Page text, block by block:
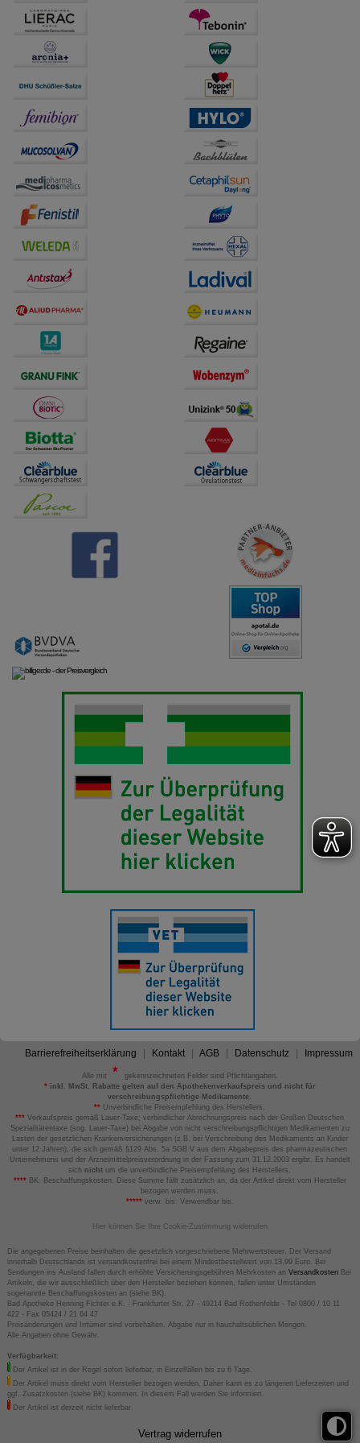
Barrierefreiheitserklärung Kontakt AGB Datenschutz Impressum
Alle mit
gekennzeichneten Felder sind Pflichtangaben.
*inkl. MwSt. Rabatte gelten auf den Apothekenverkaufspreis und nicht für
verschreibungspflichtige Medikamente.
** Unverbindliche Preisempfehlung des Herstellers.
*** Verkaufspreis gemäß Lauer-Taxe; verbindlicher Abrechnungspreis nach der Großen Deutschen
Spezialitätentaxe (sog. Lauer-Taxe) bei Abgabe von nicht verschreibungspflichtigen Medikamenten zu
Lasten der gesetzlichen Krankenversicherungen (z.B. bei Verschreibung des Medikaments an Kinder
unter 12 Jahren), die sich gemäß §129 Abs. 5a SGB V aus dem Abgabepreis des pharmazeutischen
Unternehmens und der Arzneimittelpreisverordnung in der Fassung zum 31.12.2003 ergibt. Es handelt
sich nicht um die unverbindliche Preisempfehlung des Herstellers.
****BK: Beschaffungskosten. Diese Summe fällt zusätzlich an, da der Artikel direkt vom Hersteller
bezogen werden muss.
*****verw. bis: Verwendbar bis.
Hier können Sie Ihre Cookie-Zustimmung widerrufen
Die angegebenen Preise beinhalten die gesetzlich vorgeschriebene Mehrwertsteuer. Der Versand
innerhalb Deutschlands ist versandkostenfrei bei einem Mindestbestellwert von 13,99 Euro. Bei
Sendungen ins Ausland fallen durch erhöhte Versicherungsgebühren Mehrkosten an VersandkostenBei
Artikeln, die wir ausschließlich über den Hersteller beziehen können, fallen unter Umständen
sogenannte Beschaffungskosten an (siehe BK).
Bad Apotheke Henning Fichter e.K. - Frankfurter Str. 27 - 49214 Bad Rothenfelde - Tel 0800 / 10 11
422 - Fax 05424 / 21 64 47
Preisänderungen und Irrtümer sind vorbehalten. Abgabe nur in haushaltsüblichen Mengen.
Alle Angaben ohne Gewähr.
Verfügbarkeit:
Der Artikel ist in der Regel sofort lieferbar, in Einzelfällen bis zu 6 Tage.
Der Artikel muss direkt vom Hersteller bezogen werden. Daher kann es zu längeren Lieferzeiten und
ggf. Zusatzkosten (siehe BK) kommen. In diesem Fall werden Sie informiert.
Der Artikel ist derzeit nicht lieferbar.
Vertrag widerrufen